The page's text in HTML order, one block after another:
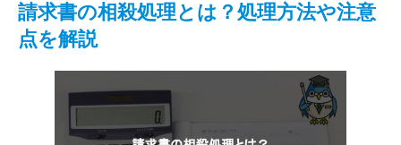
請求書の相殺処理とは？処理方法や注意
点を解説